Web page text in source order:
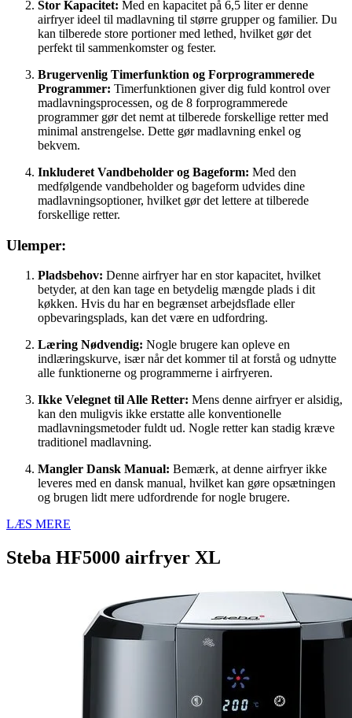
Stor Kapacitet: Med en kapacitet på 6,5 liter er denne
airfryer ideel til madlavning til større grupper og familier. Du
kan tilberede store portioner med lethed, hvilket gør det
perfekt til sammenkomster og fester.
Brugervenlig Timerfunktion og Forprogrammerede
Programmer: Timerfunktionen giver dig fuld kontrol over
madlavningsprocessen, og de 8 forprogrammerede
programmer gør det nemt at tilberede forskellige retter med
minimal anstrengelse. Dette gør madlavning enkel og
bekvem.
Inkluderet Vandbeholder og Bageform: Med den
medfølgende vandbeholder og bageform udvides dine
madlavningsoptioner, hvilket gør det lettere at tilberede
forskellige retter.
Ulemper:
Pladsbehov: Denne airfryer har en stor kapacitet, hvilket
betyder, at den kan tage en betydelig mængde plads i dit
køkken. Hvis du har en begrænset arbejdsflade eller
opbevaringsplads, kan det være en udfordring.
Læring Nødvendig: Nogle brugere kan opleve en
indlæringskurve, især når det kommer til at forstå og udnytte
alle funktionerne og programmerne i airfryeren.
Ikke Velegnet til Alle Retter: Mens denne airfryer er alsidig,
kan den muligvis ikke erstatte alle konventionelle
madlavningsmetoder fuldt ud. Nogle retter kan stadig kræve
traditionel madlavning.
Mangler Dansk Manual: Bemærk, at denne airfryer ikke
leveres med en dansk manual, hvilket kan gøre opsætningen
og brugen lidt mere udfordrende for nogle brugere.
LÆS MERE
Steba HF5000 airfryer XL